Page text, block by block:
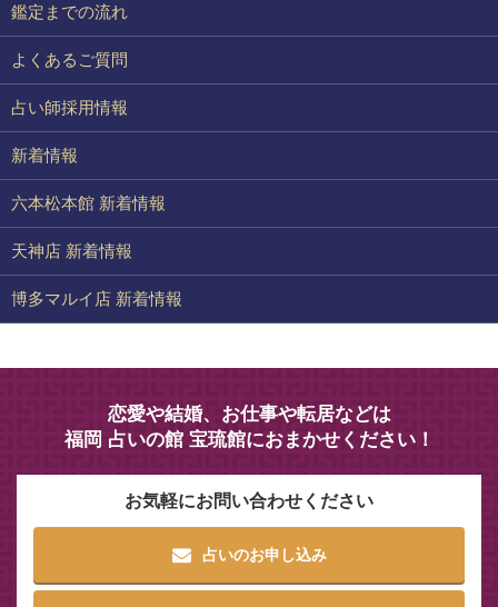
鑑定までの流れ
よくあるご質問
占い師採用情報
新着情報
六本松本館 新着情報
天神店 新着情報
博多マルイ店 新着情報
恋愛や結婚、お仕事や転居などは
福岡 占いの館 宝琉館におまかせください！
お気軽にお問い合わせください
占いのお申し込み